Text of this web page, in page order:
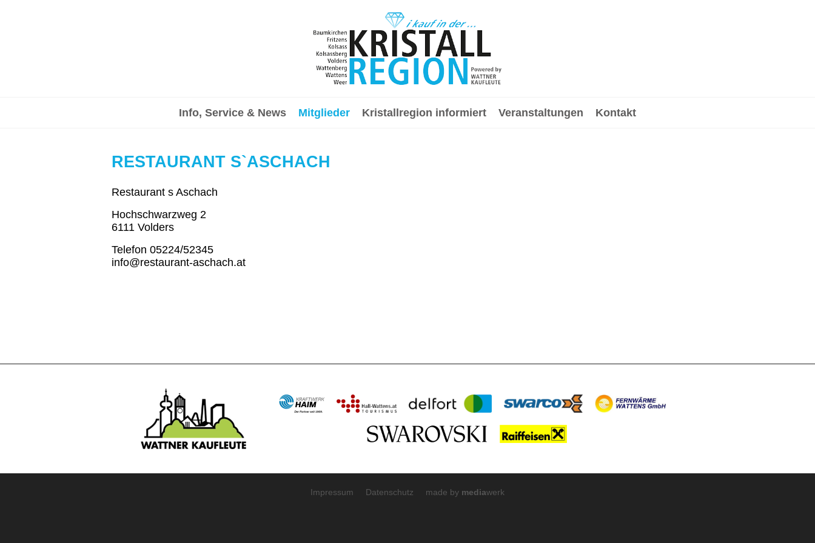
Info, Service & News Mitglieder Kristallregion informiert Veranstaltungen Kontakt
RESTAURANT S`ASCHACH
Restaurant s Aschach
Hochschwarzweg 2
6111 Volders
Telefon 05224/52345
info@restaurant-aschach.at
Impressum Datenschutz made by mediawerk